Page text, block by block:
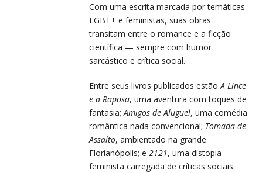
Com uma escrita marcada por temáticas
LGBT+ e feministas, suas obras
transitam entre o romance e a ficção
científica — sempre com humor
sarcástico e crítica social.
Entre seus livros publicados estão A Lince
e a Raposa, uma aventura com toques de
fantasia; Amigos de Aluguel, uma comédia
romântica nada convencional; Tomada de
Assalto, ambientado na grande
Florianópolis; e 2121, uma distopia
feminista carregada de críticas sociais.